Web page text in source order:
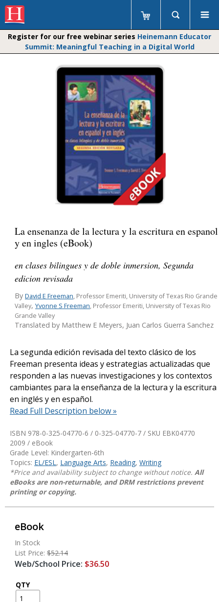
Register for our free webinar series Heinemann Educator
Summit: Meaningful Teaching in a Digital World
La ensenanza de la lectura y la escritura en espanol
y en ingles (eBook)
en clases bilingues y de doble inmersion, Segunda
edicion revisada
By David E Freeman, Professor Emeriti, University of Texas Rio Grande
Valley, Yvonne S Freeman, Professor Emeriti, University of Texas Rio
Grande Valley
Translated by Matthew E Meyers, Juan Carlos Guerra Sanchez
La segunda edición revisada del texto clásico de los
Freeman presenta ideas y estrategias actualizadas que
responden a las nuevas investigaciones y los contextos
cambiantes para la enseñanza de la lectura y la escritura
en inglés y en español.
Read Full Description below »
ISBN 978-0-325-04770-6 / 0-325-04770-7 / SKU EBK04770
2009 / eBook
Grade Level: Kindergarten-6th
Topics: EL/ESL, Language Arts, Reading, Writing
*Price and availability subject to change without notice. All
eBooks are non-returnable, and DRM restrictions prevent
printing or copying.
eBook
In Stock
List Price: $52.14
Web/School Price: $36.50
QTY